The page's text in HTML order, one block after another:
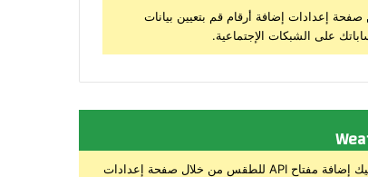
إعدادات إضافة أرقام قم بتعيين بيانات
على الشبكات الإجتماعية.
يجب عليك إضافة مفتاح API للطقس من خلال صفحة إعدادات